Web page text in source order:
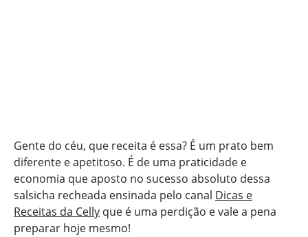
Gente do céu, que receita é essa? É um prato bem
diferente e apetitoso. É de uma praticidade e
economia que aposto no sucesso absoluto dessa
salsicha recheada ensinada pelo canal Dicas e
Receitas da Celly que é uma perdição e vale a pena
preparar hoje mesmo!